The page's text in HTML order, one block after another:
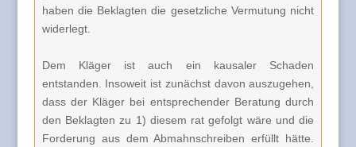
haben die Beklagten die gesetzliche Vermutung nicht
widerlegt.
Dem Kläger ist auch ein kausaler Schaden
entstanden. Insoweit ist zunächst davon auszugehen,
dass der Kläger bei entsprechender Beratung durch
den Beklagten zu 1) diesem rat gefolgt wäre und die
Forderung aus dem Abmahnschreiben erfüllt hätte.